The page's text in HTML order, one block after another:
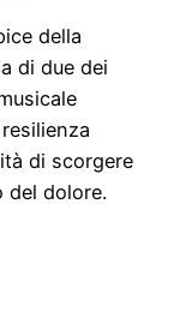
della
di due dei
di scorgere
del dolore.